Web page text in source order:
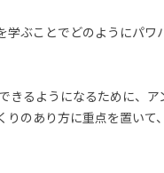
ぶことでどのようにパワ
きるようになるために、
のあり方に重点を置いて